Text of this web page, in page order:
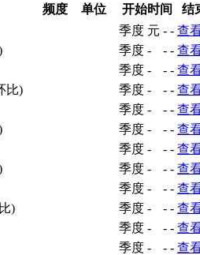
频度 单位 开始时间
结
季度 元 - - 查
季度 - - - 查
季度 - - - 查
比)
季度 - - - 查
季度 - - - 查
季度 - - - 查
季度 - - - 查
季度 - - - 查
季度 - - - 查
)
季度 - - - 查
季度 - - - 查
季度 - - - 查